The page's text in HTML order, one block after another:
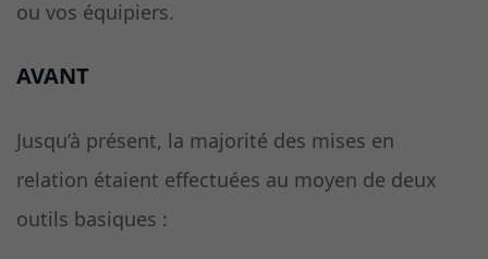
ou vos équipiers.
AVANT
Jusqu’à présent, la majorité des mises en
relation étaient effectuées au moyen de deux
outils basiques :